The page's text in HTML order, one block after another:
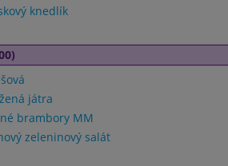
knedlík
játra
brambory MM
zeleninový salát